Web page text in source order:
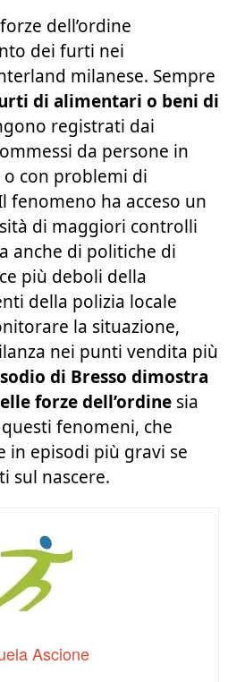
dell’ordine
dei furti nei
milanese. Sempre
di alimentari o beni di
registrati dai
da persone in
con problemi di
fenomeno ha acceso un
di maggiori controlli
anche di politiche di
più deboli della
della polizia locale
la situazione,
nei punti vendita più
di Bresso dimostra
forze dell’ordine sia
fenomeni, che
in episodi più gravi se
sul nascere.
Ascione